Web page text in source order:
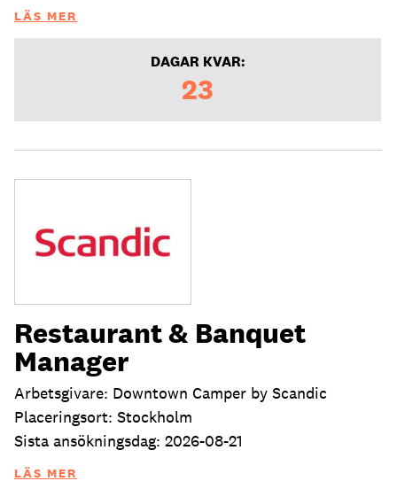
LÄS MER
DAGAR KVAR:
23
Restaurant & Banquet
Manager
Arbetsgivare: Downtown Camper by Scandic
Placeringsort: Stockholm
Sista ansökningsdag: 2026-08-21
LÄS MER